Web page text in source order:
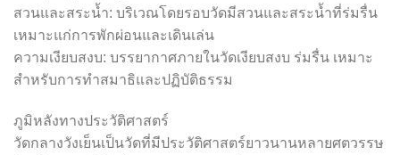
สวนและสระน้ำ: บริเวณโดยรอบวัดมีสวนและสระน้ำที่ร่มรื่น
เหมาะแก่การพักผ่อนและเดินเล่น
ความเงียบสงบ: บรรยากาศภายในวัดเงียบสงบ ร่มรื่น เหมาะ
สำหรับการทำสมาธิและปฏิบัติธรรม
ภูมิหลังทางประวัติศาสตร์
วัดกลางวังเย็นเป็นวัดที่มีประวัติศาสตร์ยาวนานหลายศตวรรษ